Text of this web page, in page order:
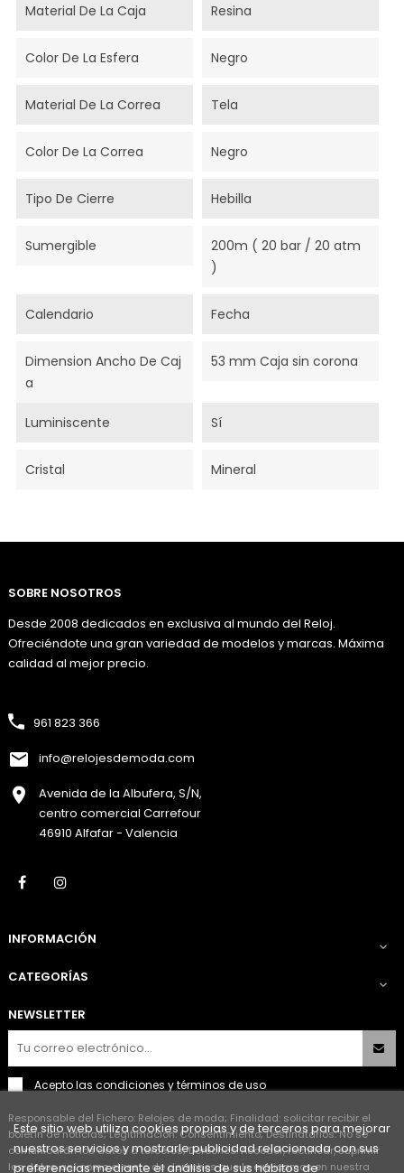
Material De La Caja Resina
Color De La Esfera Negro
Material De La Correa Tela
Color De La Correa Negro
Tipo De Cierre Hebilla
Sumergible
200m ( 20 bar / 20 atm
)
Calendario Fecha
Dimension Ancho De Caj
A
53 mm Caja sin corona
Luminiscente Sí
Cristal Mineral
SOBRE NOSOTROS
Desde 2008 dedicados en exclusiva al mundo del Reloj.
Ofreciéndote una gran variedad de modelos y marcas. Máxima
calidad al mejor precio.
961 823 366
info@relojesdemoda.com
Avenida de la Albufera, S/N,
centro comercial Carrefour
46910 Alfafar - Valencia
Facebook
INFORMACIÓN 
CATEGORÍAS 
NEWSLETTER
Acepto las condiciones y términos de uso
Responsable del Fichero: Relojes de moda; Finalidad: solicitar recibir el
boletín de noticias; Legitimación: Consentimiento; Destinatarios: No se
comunicarán los datos a terceros; Derechos: Acceder, rectificar, suprimir
los datos así como el resto de derechos que le explicamos en nuestra
Este sitio web utiliza cookies propias y de terceros para mejorar
nuestros servicios y mostrarle publicidad relacionada con sus
preferencias mediante el análisis de sus hábitos de